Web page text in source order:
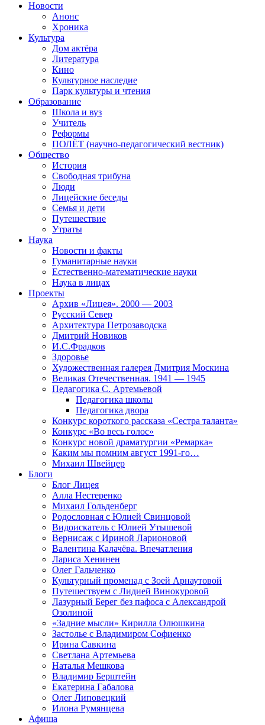
Новости
Анонс
Хроника
Культура
Дом актёра
Литература
Кино
Культурное наследие
Парк культуры и чтения
Образование
Школа и вуз
Учитель
Реформы
ПОЛЁТ (научно-педагогический вестник)
Общество
История
Свободная трибуна
Люди
Лицейские беседы
Семья и дети
Путешествие
Утраты
Наука
Новости и факты
Гуманитарные науки
Естественно-математические науки
Наука в лицах
Проекты
Архив «Лицея». 2000 — 2003
Русский Север
Архитектура Петрозаводска
Дмитрий Новиков
И.С.Фрадков
Здоровье
Художественная галерея Дмитрия Москина
Великая Отечественная. 1941 — 1945
Педагогика С. Артемьевой
Педагогика школы
Педагогика двора
Конкурс короткого рассказа «Сестра таланта»
Конкурс «Во весь голос»
Конкурс новой драматургии «Ремарка»
Каким мы помним август 1991-го…
Михаил Швейцер
Блоги
Блог Лицея
Алла Нестеренко
Михаил Гольденберг
Родословная с Юлией Свинцовой
Видоискатель с Юлией Утышевой
Вернисаж с Ириной Ларионовой
Валентина Калачёва. Впечатления
Лариса Хенинен
Олег Гальченко
Культурный променад с Зоей Арнаутовой
Путешествуем с Лидией Винокуровой
Лазурный Берег без пафоса с Александрой
Озолиной
«Задние мысли» Кирилла Олюшкина
Застолье с Владимиром Софиенко
Ирина Савкина
Светлана Артемьева
Наталья Мешкова
Владимир Берштейн
Екатерина Габалова
Олег Липовецкий
Илона Румянцева
Афиша